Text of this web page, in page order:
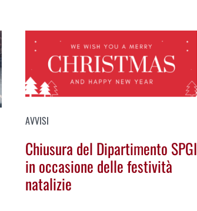
AVVISI
Chiusura del Dipartimento SPGI
in occasione delle festività
natalizie